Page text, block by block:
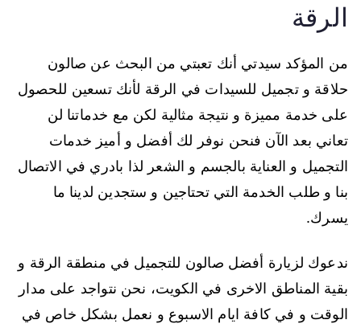
الرقة
من المؤكد سيدتي أنك تعبتي من البحث عن صالون
حلاقة و تجميل للسيدات في الرقة لأنك تسعين للحصول
على خدمة مميزة و نتيجة مثالية لكن مع خدماتنا لن
تعاني بعد الآن فنحن نوفر لك أفضل و أميز خدمات
التجميل و العناية بالجسم و الشعر لذا بادري في الاتصال
بنا و طلب الخدمة التي تحتاجين و ستجدين لدينا ما
يسرك.
ندعوك لزيارة أفضل صالون للتجميل في منطقة الرقة و
بقية المناطق الاخرى في الكويت، نحن نتواجد على مدار
الوقت و في كافة ايام الاسبوع و نعمل بشكل خاص في